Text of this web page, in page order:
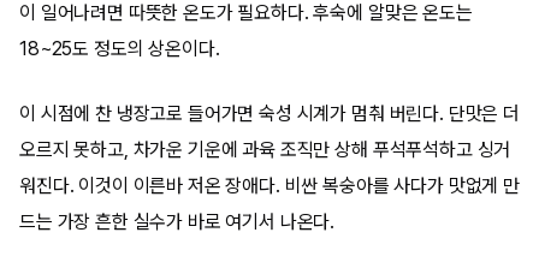
이 일어나려면 따뜻한 온도가 필요하다. 후숙에 알맞은 온도는
18~25도 정도의 상온이다.
이 시점에 찬 냉장고로 들어가면 숙성 시계가 멈춰 버린다. 단맛은 더
오르지 못하고, 차가운 기운에 과육 조직만 상해 푸석푸석하고 싱거
워진다. 이것이 이른바 저온 장애다. 비싼 복숭아를 사다가 맛없게 만
드는 가장 흔한 실수가 바로 여기서 나온다.